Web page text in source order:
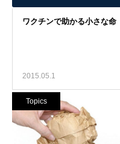
2015.05.1
Topics